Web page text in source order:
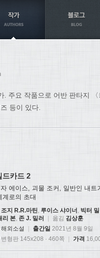
. 주요 작품으로 어반 판타지
등이 있다.
드카드 2
에이스, 괴물 조커, 일반인 내
계로의 초대
조지 R.R.마틴, 루이스 샤이너 , 빅터
리 본, 존 J. 밀러 옮김 김상훈
해외소설 | 출간일 2021년 8월 9일
변형판 145x208 · 460쪽 | 가격